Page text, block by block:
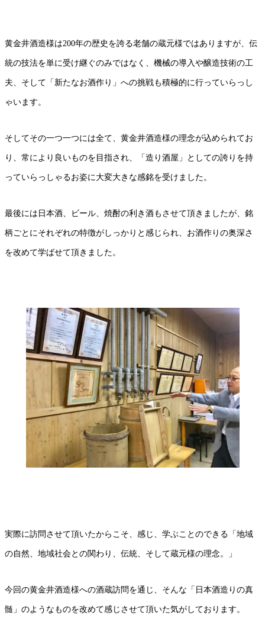
黄金井酒造様は200年の歴史を誇る老舗の蔵元様ではありますが、伝
統の技法を単に受け継ぐのみではなく、機械の導入や醸造技術の工
夫、そして「新たなお酒作り」への挑戦も積極的に行っていらっし
ゃいます。
そしてその一つ一つには全て、黄金井酒造様の理念が込められてお
り、常により良いものを目指され、「造り酒屋」としての誇りを持
っていらっしゃるお姿に大変大きな感銘を受けました。
最後には日本酒、ビール、焼酎の利き酒もさせて頂きましたが、銘
柄ごとにそれぞれの特徴がしっかりと感じられ、お酒作りの奥深さ
を改めて学ばせて頂きました。
実際に訪問させて頂いたからこそ、感じ、学ぶことのできる「地域
の自然、地域社会との関わり、伝統、そして蔵元様の理念。」
今回の黄金井酒造様への酒蔵訪問を通じ、そんな「日本酒造りの真
髄」のようなものを改めて感じさせて頂いた気がしております。